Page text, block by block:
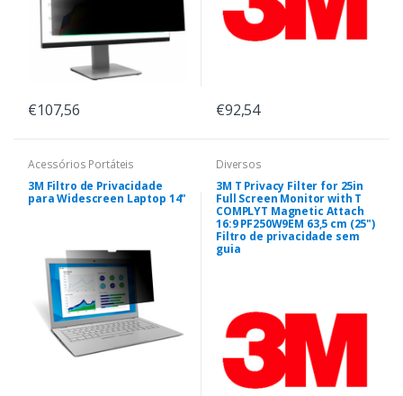
€107,56 €92,54
Acessórios Portáteis
3M Filtro de Privacidade
para Widescreen Laptop 14"
Diversos
3M T Privacy Filter for 25in
Full Screen Monitor with T
COMPLYT Magnetic Attach
16:9 PF250W9EM 63,5 cm (25")
Filtro de privacidade sem
guia